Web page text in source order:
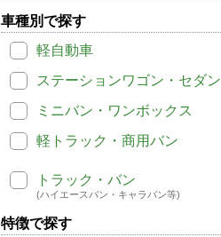
車種別で探す
軽自動車
ステーションワゴン・セダン
ミニバン・ワンボックス
軽トラック・商用バン
トラック・バン
(ハイエースバン・キャラバン等)
特徴で探す